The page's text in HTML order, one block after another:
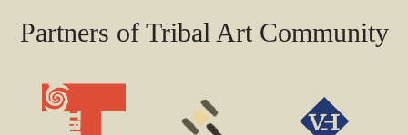
Partners of Tribal Art Community